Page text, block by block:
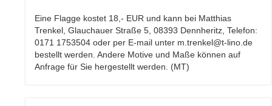
Eine Flagge kostet 18,- EUR und kann bei Matthias
Trenkel, Glauchauer Straße 5, 08393 Dennheritz, Telefon:
0171 1753504 oder per E-mail unter m.trenkel@t-lino.de
bestellt werden. Andere Motive und Maße können auf
Anfrage für Sie hergestellt werden. (MT)